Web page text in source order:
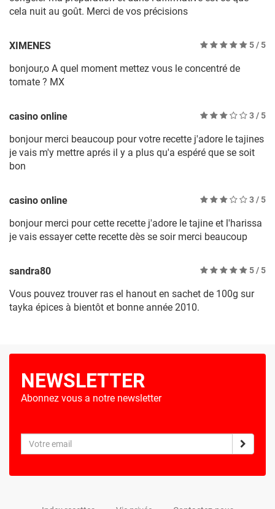
cela nuit au goût. Merci de vos précisions
XIMENES 5/ 5
bonjour,o A quel moment mettez vous le concentré de
tomate ? MX
casino online 3/ 5
bonjour merci beaucoup pour votre recette j'adore le tajines
je vais m'y mettre aprés il y a plus qu'a espéré que se soit
bon
casino online 3/ 5
bonjour merci pour cette recette j'adore le tajine et l'harissa
je vais essayer cette recette dès se soir merci beaucoup
sandra80 5/ 5
Vous pouvez trouver ras el hanout en sachet de 100g sur
tayka épices à bientôt et bonne année 2010.
NEWSLETTER
Abonnez vous a notre newsletter